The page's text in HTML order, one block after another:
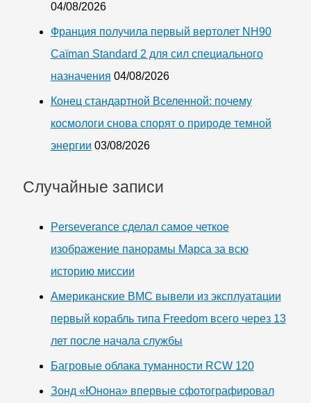
04/08/2026
Франция получила первый вертолет NH90
Caïman Standard 2 для сил специального
назначения 04/08/2026
Конец стандартной Вселенной: почему
космологи снова спорят о природе темной
энергии 03/08/2026
Случайные записи
Perseverance сделал самое четкое
изображение панорамы Марса за всю
историю миссии
Американские ВМС вывели из эксплуатации
первый корабль типа Freedom всего через 13
лет после начала службы
Багровые облака туманности RCW 120
Зонд «Юнона» впервые сфотографировал